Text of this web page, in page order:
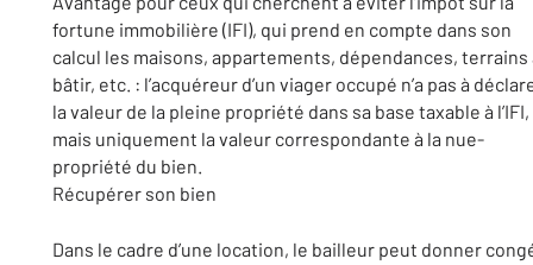
fortune immobilière (IFI), qui prend en compte dans son
calcul les maisons, appartements, dépendances, terrains
bâtir, etc. : l’acquéreur d’un viager occupé n’a pas à
la valeur de la pleine propriété dans sa base taxable à l’IFI,
mais uniquement la valeur correspondante à la nue-
propriété du bien.
Récupérer son bien
Dans le cadre d’une location, le bailleur peut donner